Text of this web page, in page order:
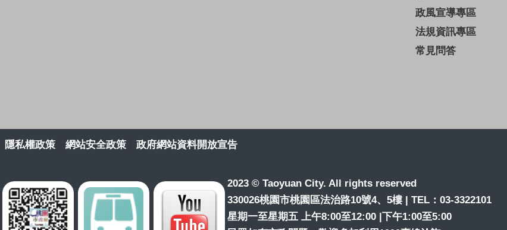
政風宣導專區
法規資訊專區
常見問答
隱私權政策 網站安全政策 政府網站資料開放宣告
2023 © Taoyuan City. All rights reserved
330026桃園市桃園區法治路10號4、5樓 | TEL：03-3322101
星期一至星期五 上午8:00至12:00 |下午1:00至5:00